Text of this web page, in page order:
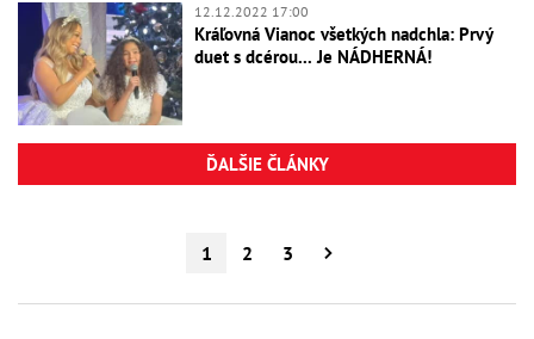
12.12.2022 17:00
Kráľovná Vianoc všetkých nadchla: Prvý
duet s dcérou... Je NÁDHERNÁ!
ĎALŠIE ČLÁNKY
1 2 3